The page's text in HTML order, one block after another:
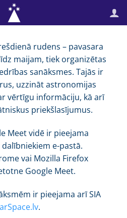
rudens – pavasara
maijam, tiek organizētas
sanāksmes. Tajās ir
uzzināt astronomijas
vērtīgu informāciju, kā arī
priekšlasījumus.
Meet vidē ir pieejama
e-pastā.
vai Mozilla Firefox
Google Meet.
ir pieejama arī SIA
.